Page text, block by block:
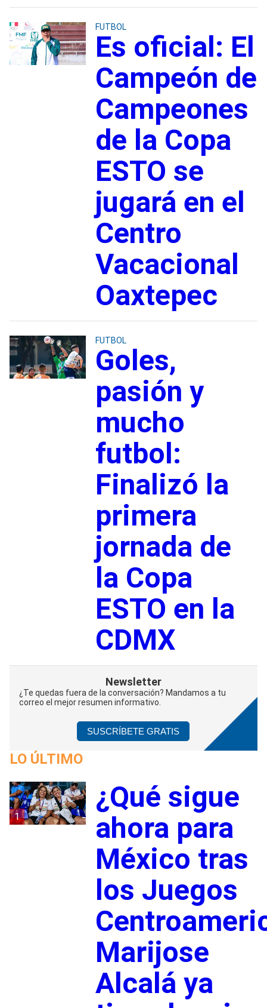
FUTBOL
Es oficial: El
Campeón de
Campeones
de la Copa
ESTO se
jugará en el
Centro
Vacacional
Oaxtepec
FUTBOL
Goles,
pasión y
mucho
futbol:
Finalizó la
primera
jornada de
la Copa
ESTO en la
CDMX
Newsletter
¿Te quedas fuera de la conversación? Mandamos a tu
correo el mejor resumen informativo.
SUSCRÍBETE GRATIS
LO ÚLTIMO
1
¿Qué sigue
ahora para
México tras
los Juegos
Marijose
Alcalá ya